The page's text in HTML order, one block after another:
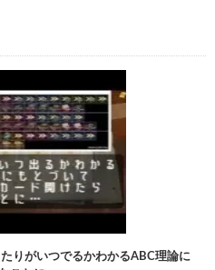
りがいつでるかわかるABC理論に